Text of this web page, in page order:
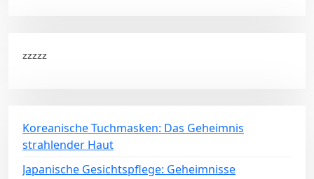
zzzzz
Koreanische Tuchmasken: Das Geheimnis
strahlender Haut
Japanische Gesichtspflege: Geheimnisse